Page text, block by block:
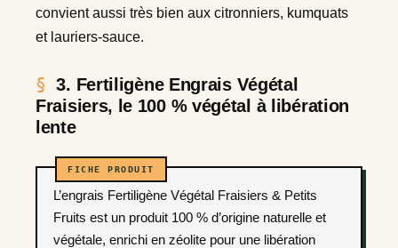
convient aussi très bien aux citronniers, kumquats
et lauriers-sauce.
3. Fertiligène Engrais Végétal
Fraisiers, le 100 % végétal à libération
lente
L’engrais Fertiligène Végétal Fraisiers & Petits
Fruits est un produit 100 % d’origine naturelle et
végétale, enrichi en zéolite pour une libération